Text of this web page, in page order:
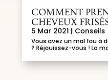
COMMENT
CHEVEUX
5 Mar 2021 | Conseils
Vous avez un mal fou à
? Réjouissez-vous ! La